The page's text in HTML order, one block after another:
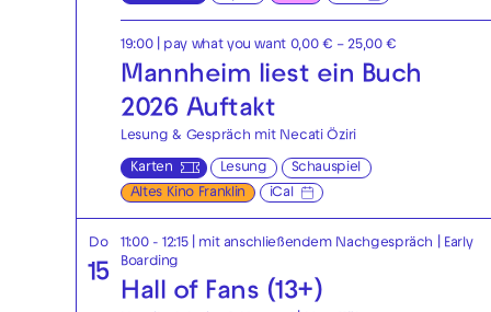
19:00 | pay what you want 0,00 € – 25,00 €
Mannheim liest ein Buch
2026 Auftakt
Lesung & Gespräch mit Necati Öziri
Karten Lesung
Schauspiel
Altes Kino Franklin
iCal
Do
15
11:00 - 12:15 | mit anschließendem Nachgespräch
Early
Boarding
Hall of Fans (13+)